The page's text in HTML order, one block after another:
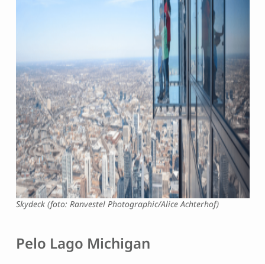
Skydeck (foto: Ranvestel Photographic/Alice Achterhof)
Pelo Lago Michigan